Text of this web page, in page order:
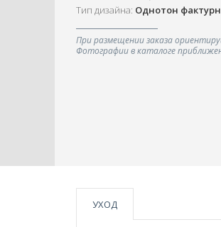
Тип дизайна: Однотон
При размещении заказа
Фотографии в каталоге
УХОД